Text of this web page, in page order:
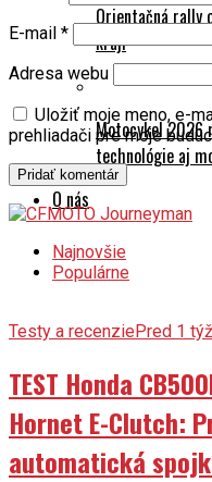
Orientačná rally
kraji
Motocykel 2026
technológie aj
O nás
E-mail *
Adresa webu
Uložiť moje meno, e-
prehliadači pre moje
Najnovšie
Populárne
Testy a recenziePred 1
TEST Honda
Hornet E-Clutch:
automatická